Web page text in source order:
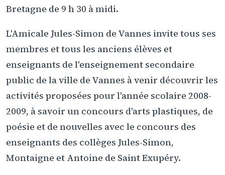
Bretagne de 9 h 30 à midi.
L'Amicale Jules-Simon de Vannes invite tous ses
membres et tous les anciens élèves et
enseignants de l'enseignement secondaire
public de la ville de Vannes à venir découvrir les
activités proposées pour l'année scolaire 2008-
2009, à savoir un concours d'arts plastiques, de
poésie et de nouvelles avec le concours des
enseignants des collèges Jules-Simon,
Montaigne et Antoine de Saint Exupéry.